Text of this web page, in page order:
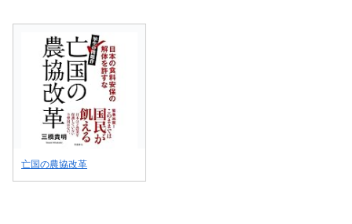
亡国の農協改革